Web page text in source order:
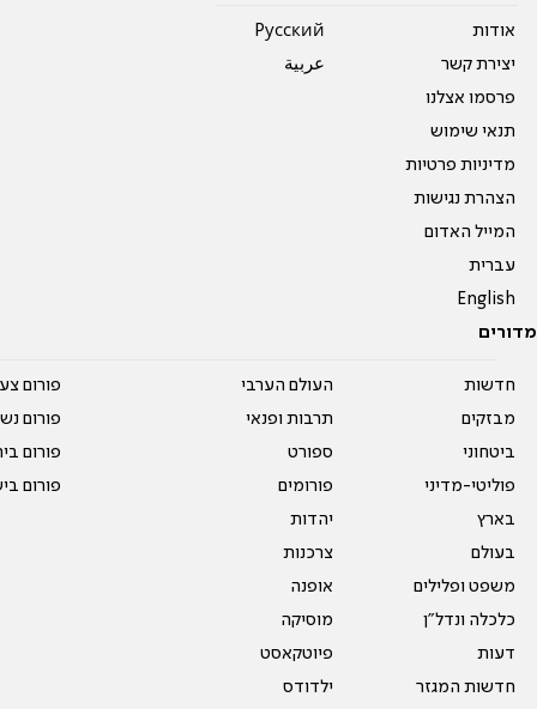
אודות
יצירת קשר
פרסמו אצלנו
תנאי שימוש
מדיניות פרטיות
הצהרת נגישות
המייל האדום
עברית
English
Pусский
عربية
מדורים
חדשות
מבזקים
ביטחוני
פוליטי-מדיני
בארץ
בעולם
משפט ופלילים
כלכלה ונדל"ן
דעות
חדשות המגזר
העולם הערבי
תרבות ופנאי
ספורט
פורומים
יהדות
צרכנות
אופנה
מוסיקה
פיוטקאסט
ילדודס
פורום
פורום
פורום
פורום